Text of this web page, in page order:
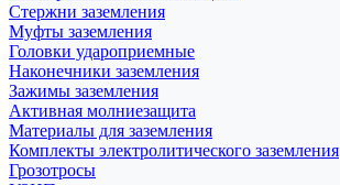
Стержни заземления
Муфты заземления
Головки удароприемные
Наконечники заземления
Зажимы заземления
Активная молниезащита
Материалы для заземления
Комплекты электролитического заземления
Грозотросы